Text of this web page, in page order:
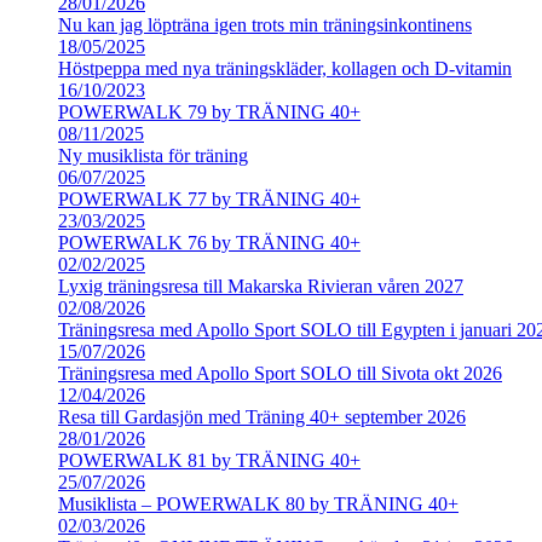
Nu kan jag löpträna igen trots min träningsinkontinens
18/05/2025
Höstpeppa med nya träningskläder, kollagen och D-vitamin
16/10/2023
POWERWALK 79 by TRÄNING 40+
08/11/2025
Ny musiklista för träning
06/07/2025
POWERWALK 77 by TRÄNING 40+
23/03/2025
POWERWALK 76 by TRÄNING 40+
02/02/2025
Lyxig träningsresa till Makarska Rivieran våren 2027
02/08/2026
Träningsresa med Apollo Sport SOLO till Egypten i januari
15/07/2026
Träningsresa med Apollo Sport SOLO till Sivota okt 2026
12/04/2026
Resa till Gardasjön med Träning 40+ september 2026
28/01/2026
POWERWALK 81 by TRÄNING 40+
25/07/2026
Musiklista – POWERWALK 80 by TRÄNING 40+
02/03/2026